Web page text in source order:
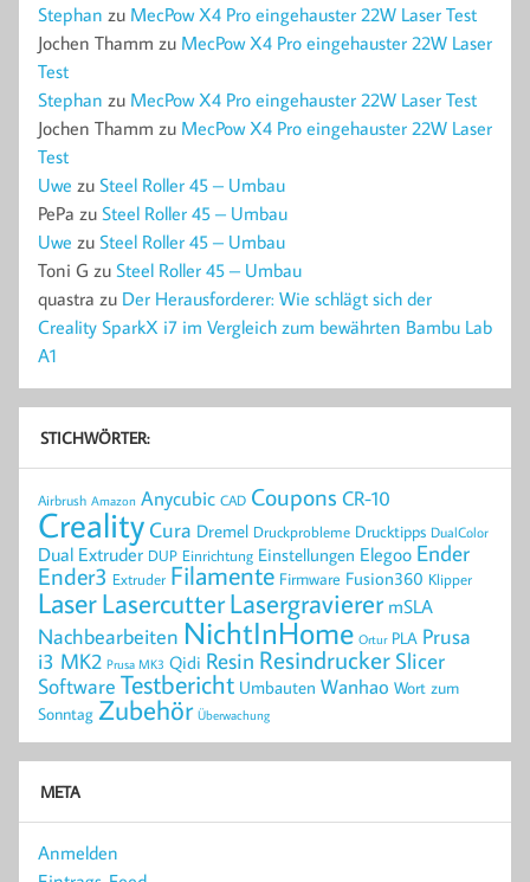
Stephan zu MecPow X4 Pro eingehauster 22W Laser Test
Jochen Thamm zu MecPow X4 Pro eingehauster 22W Laser
Test
Stephan zu MecPow X4 Pro eingehauster 22W Laser Test
Jochen Thamm zu MecPow X4 Pro eingehauster 22W Laser
Test
Uwe zu Steel Roller 45 – Umbau
PePa zu Steel Roller 45 – Umbau
Uwe zu Steel Roller 45 – Umbau
Toni G zu Steel Roller 45 – Umbau
quastra zu Der Herausforderer: Wie schlägt sich der
Creality SparkX i7 im Vergleich zum bewährten Bambu Lab
A1
STICHWÖRTER:
Airbrush Amazon Anycubic CAD Coupons CR-10
Creality Cura Dremel Druckprobleme Drucktipps DualColor
Dual Extruder DUP Einrichtung Einstellungen Elegoo Ender
Ender3 Extruder Filamente Firmware Fusion360 Klipper
LaserLasercutterLasergravierer mSLA
Nachbearbeiten NichtInHome Ortur PLA Prusa
i3 MK2 Prusa MK3 Qidi Resin Resindrucker Slicer
Software Testbericht Umbauten Wanhao Wort zum
Sonntag Zubehör Überwachung
META
Anmelden